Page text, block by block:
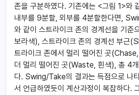
존을 구분하였다. 기존에는 <그림 1>와
내부를 9분할, 외부를 4분할한다면,
와 같이 스트라이크 존의 경계선을 기
보라색), 스트라이크 존의 경계선 부근
트라이크 존에서 멀리 떨어진 곳
더 멀리 떨어진 곳(Waste, 흰색), 총 4
다. Swing/Take의 결과는 득점으로 나
서 언급하였듯이 계산과정이 복잡하다.